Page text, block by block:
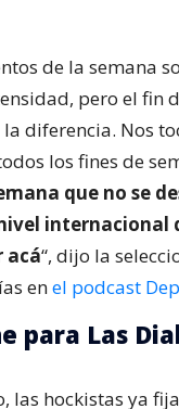
de la semana
pero el fin
diferencia. Nos
los fines de
que no se
internacional
acá“, dijo la
enel podcast
para Las
las hockistas ya